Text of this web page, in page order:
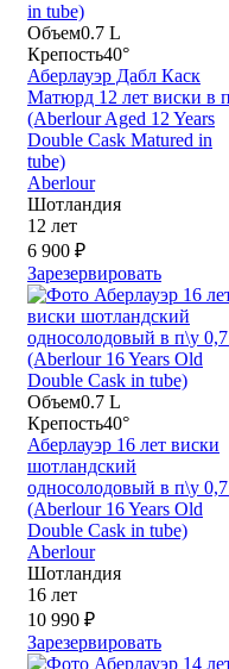
Объем0.7 L
Крепость40°
Аберлауэр Дабл Каск
Матюрд 12 лет виски в
(Aberlour Aged 12 Years
Double Cask Matured in
tube)
Aberlour
Шотландия
12 лет
6 900 ₽
Зарезервировать
Объем0.7 L
Крепость40°
Аберлауэр 16 лет виски
шотландский
односолодовый в п\у
(Aberlour 16 Years Old
Double Cask in tube)
Aberlour
Шотландия
16 лет
10 990 ₽
Зарезервировать